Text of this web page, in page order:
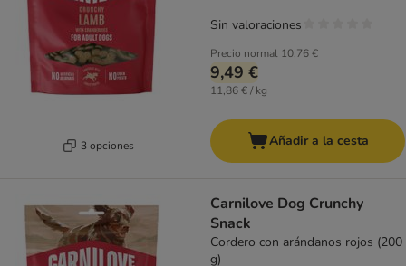
3 opciones
Precio normal 10,76 €
9,49 €
11,86 € / kg
Sin valoraciones
Añadir a la cesta
Carnilove Dog Crunchy
Snack
Cordero con arándanos rojos (200
g)